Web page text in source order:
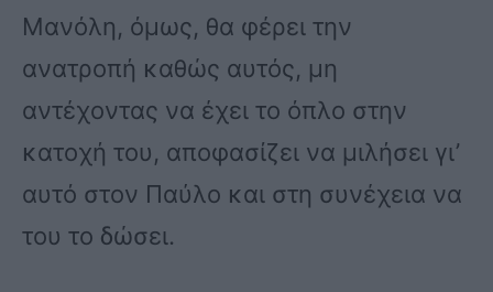
Μανόλη, όμως, θα φέρει την
ανατροπή καθώς αυτός, μη
αντέχοντας να έχει το όπλο στην
κατοχή του, αποφασίζει να μιλήσει γι’
αυτό στον Παύλο και στη συνέχεια να
του το δώσει.